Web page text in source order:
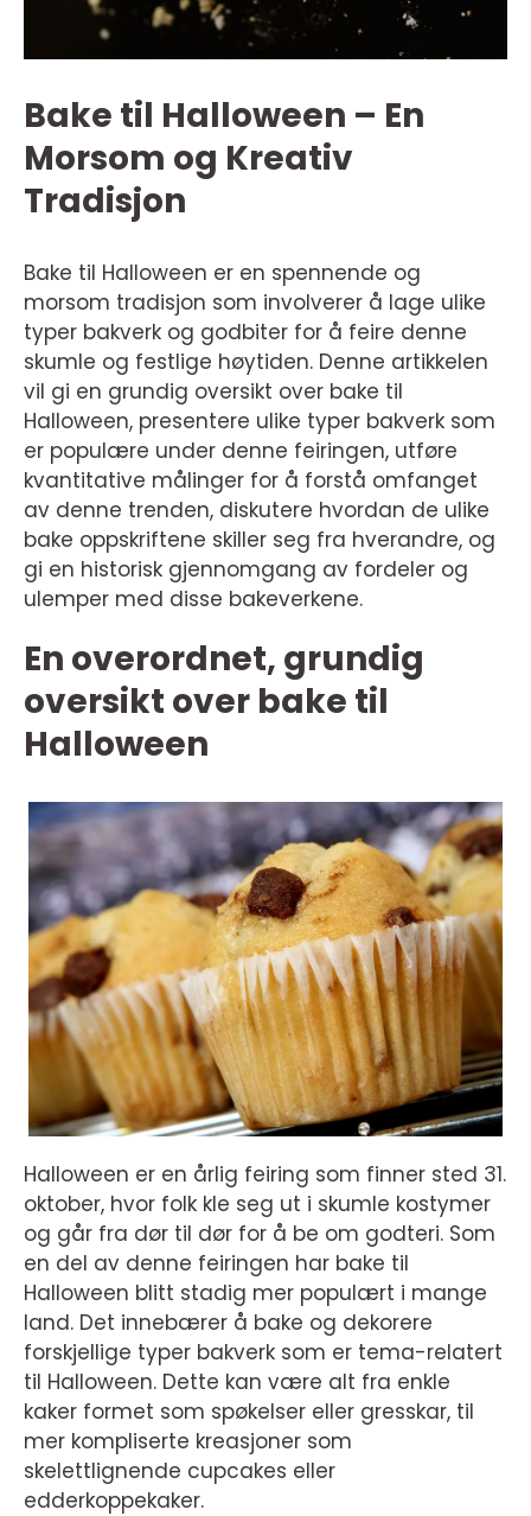
Bake til Halloween – En
Morsom og Kreativ
Tradisjon
Bake til Halloween er en spennende og
morsom tradisjon som involverer å lage ulike
typer bakverk og godbiter for å feire denne
skumle og festlige høytiden. Denne artikkelen
vil gi en grundig oversikt over bake til
Halloween, presentere ulike typer bakverk som
er populære under denne feiringen, utføre
kvantitative målinger for å forstå omfanget
av denne trenden, diskutere hvordan de ulike
bake oppskriftene skiller seg fra hverandre, og
gi en historisk gjennomgang av fordeler og
ulemper med disse bakeverkene.
En overordnet, grundig
oversikt over bake til
Halloween
Halloween er en årlig feiring som finner sted 31.
oktober, hvor folk kle seg ut i skumle kostymer
og går fra dør til dør for å be om godteri. Som
en del av denne feiringen har bake til
Halloween blitt stadig mer populært i mange
land. Det innebærer å bake og dekorere
forskjellige typer bakverk som er tema-relatert
til Halloween. Dette kan være alt fra enkle
kaker formet som spøkelser eller gresskar, til
mer kompliserte kreasjoner som
skelettlignende cupcakes eller
edderkoppekaker.